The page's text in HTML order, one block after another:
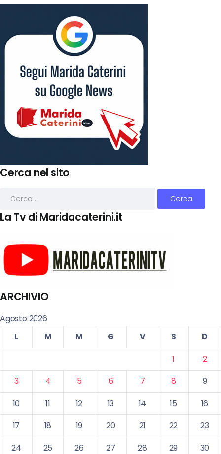
Cerca nel sito
La Tv di Maridacaterini.it
ARCHIVIO
Agosto 2026
L
M M G V S
D
1
2
3
4 5 6 7 8
9
10
11 12 13 14 15
16
17
18 19 20 21 22
23
24
25 26 27 28 29
30